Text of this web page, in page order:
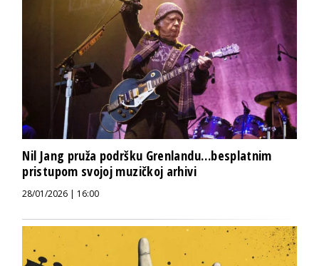
Nil Jang pruža podršku Grenlandu…besplatnim
pristupom svojoj muzičkoj arhivi
28/01/2026 | 16:00